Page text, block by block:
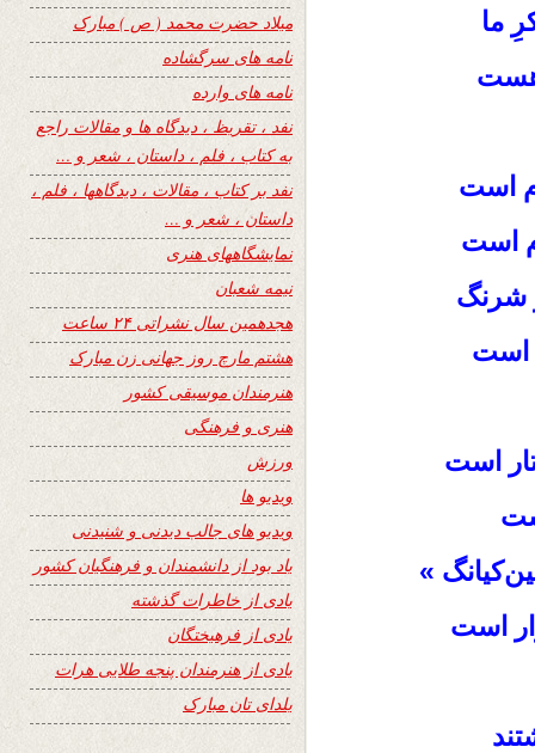
ما
هست
است
است
شرنگ
است
است
»
است
میلاد حضرت محمد ( ص ) مبارک
نامه های سرگشاده
نامه های وارده
نفد ، تقریظ ، دیدگاه ها و مقالات راجع
به کتاب ، فلم ، داستان ، شعر و …
نفد بر کتاب ، مقالات ، دیدگاهها ، فلم ،
داستان ، شعر و …
نمایشگاههای هنری
نیمه شعبان
هجدهمین سال نشراتی ۲۴ ساعت
هشتم مارچ روز جهانی زن مبارک
هنرمندان موسیقی کشور
هنری و فرهنگی
ورزش
ویدیو ها
ویدیو های جالب دیدنی و شنیدنی
یاد بود از دانشمندان و فرهنگیان کشور
یادی از خاطرات گذشته
یادی از فرهیختگان
یادی از هنرمندان پنجه طلایی هرات
یلدای تان مبارک